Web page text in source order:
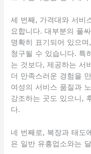
세 번째, 가격대와 서비
요합니다. 대부분의 풀
명확히 표기되어 있으
청구될 수 있습니다. 특
는 것보다, 제공하는 서
더 만족스러운 경험을
여성의 서비스 품질과
강조하는 곳도 있으니,
다.
네 번째로, 복장과 태도
은 일반 유흥업소와는